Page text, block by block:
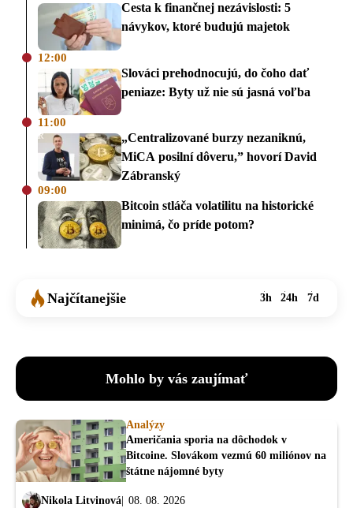
Cesta k finančnej nezávislosti: 5
návykov, ktoré budujú majetok
12:00
Slováci prehodnocujú, do čoho dať
peniaze: Byty už nie sú jasná voľba
11:00
„Centralizované burzy nezaniknú,
MiCA posilní dôveru,” hovorí David
Zábranský
09:00
Bitcoin stláča volatilitu na historické
minimá, čo príde potom?
Najčítanejšie 3h 24h 7d
Mohlo by vás zaujímať
Analýzy
Američania sporia na dôchodok v
Bitcoine. Slovákom vezmú 60 miliónov na
štátne nájomné byty
Nikola Litvinová 08. 08. 2026